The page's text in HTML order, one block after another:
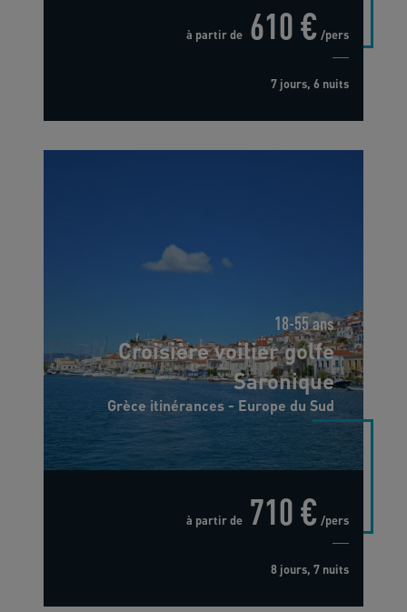
à partir de 610 € /pers
7 jours, 6 nuits
18-55 ans
Croisière voilier golfe
Saronique
Grèce itinérances - Europe du Sud
à partir de 710 € /pers
8 jours, 7 nuits